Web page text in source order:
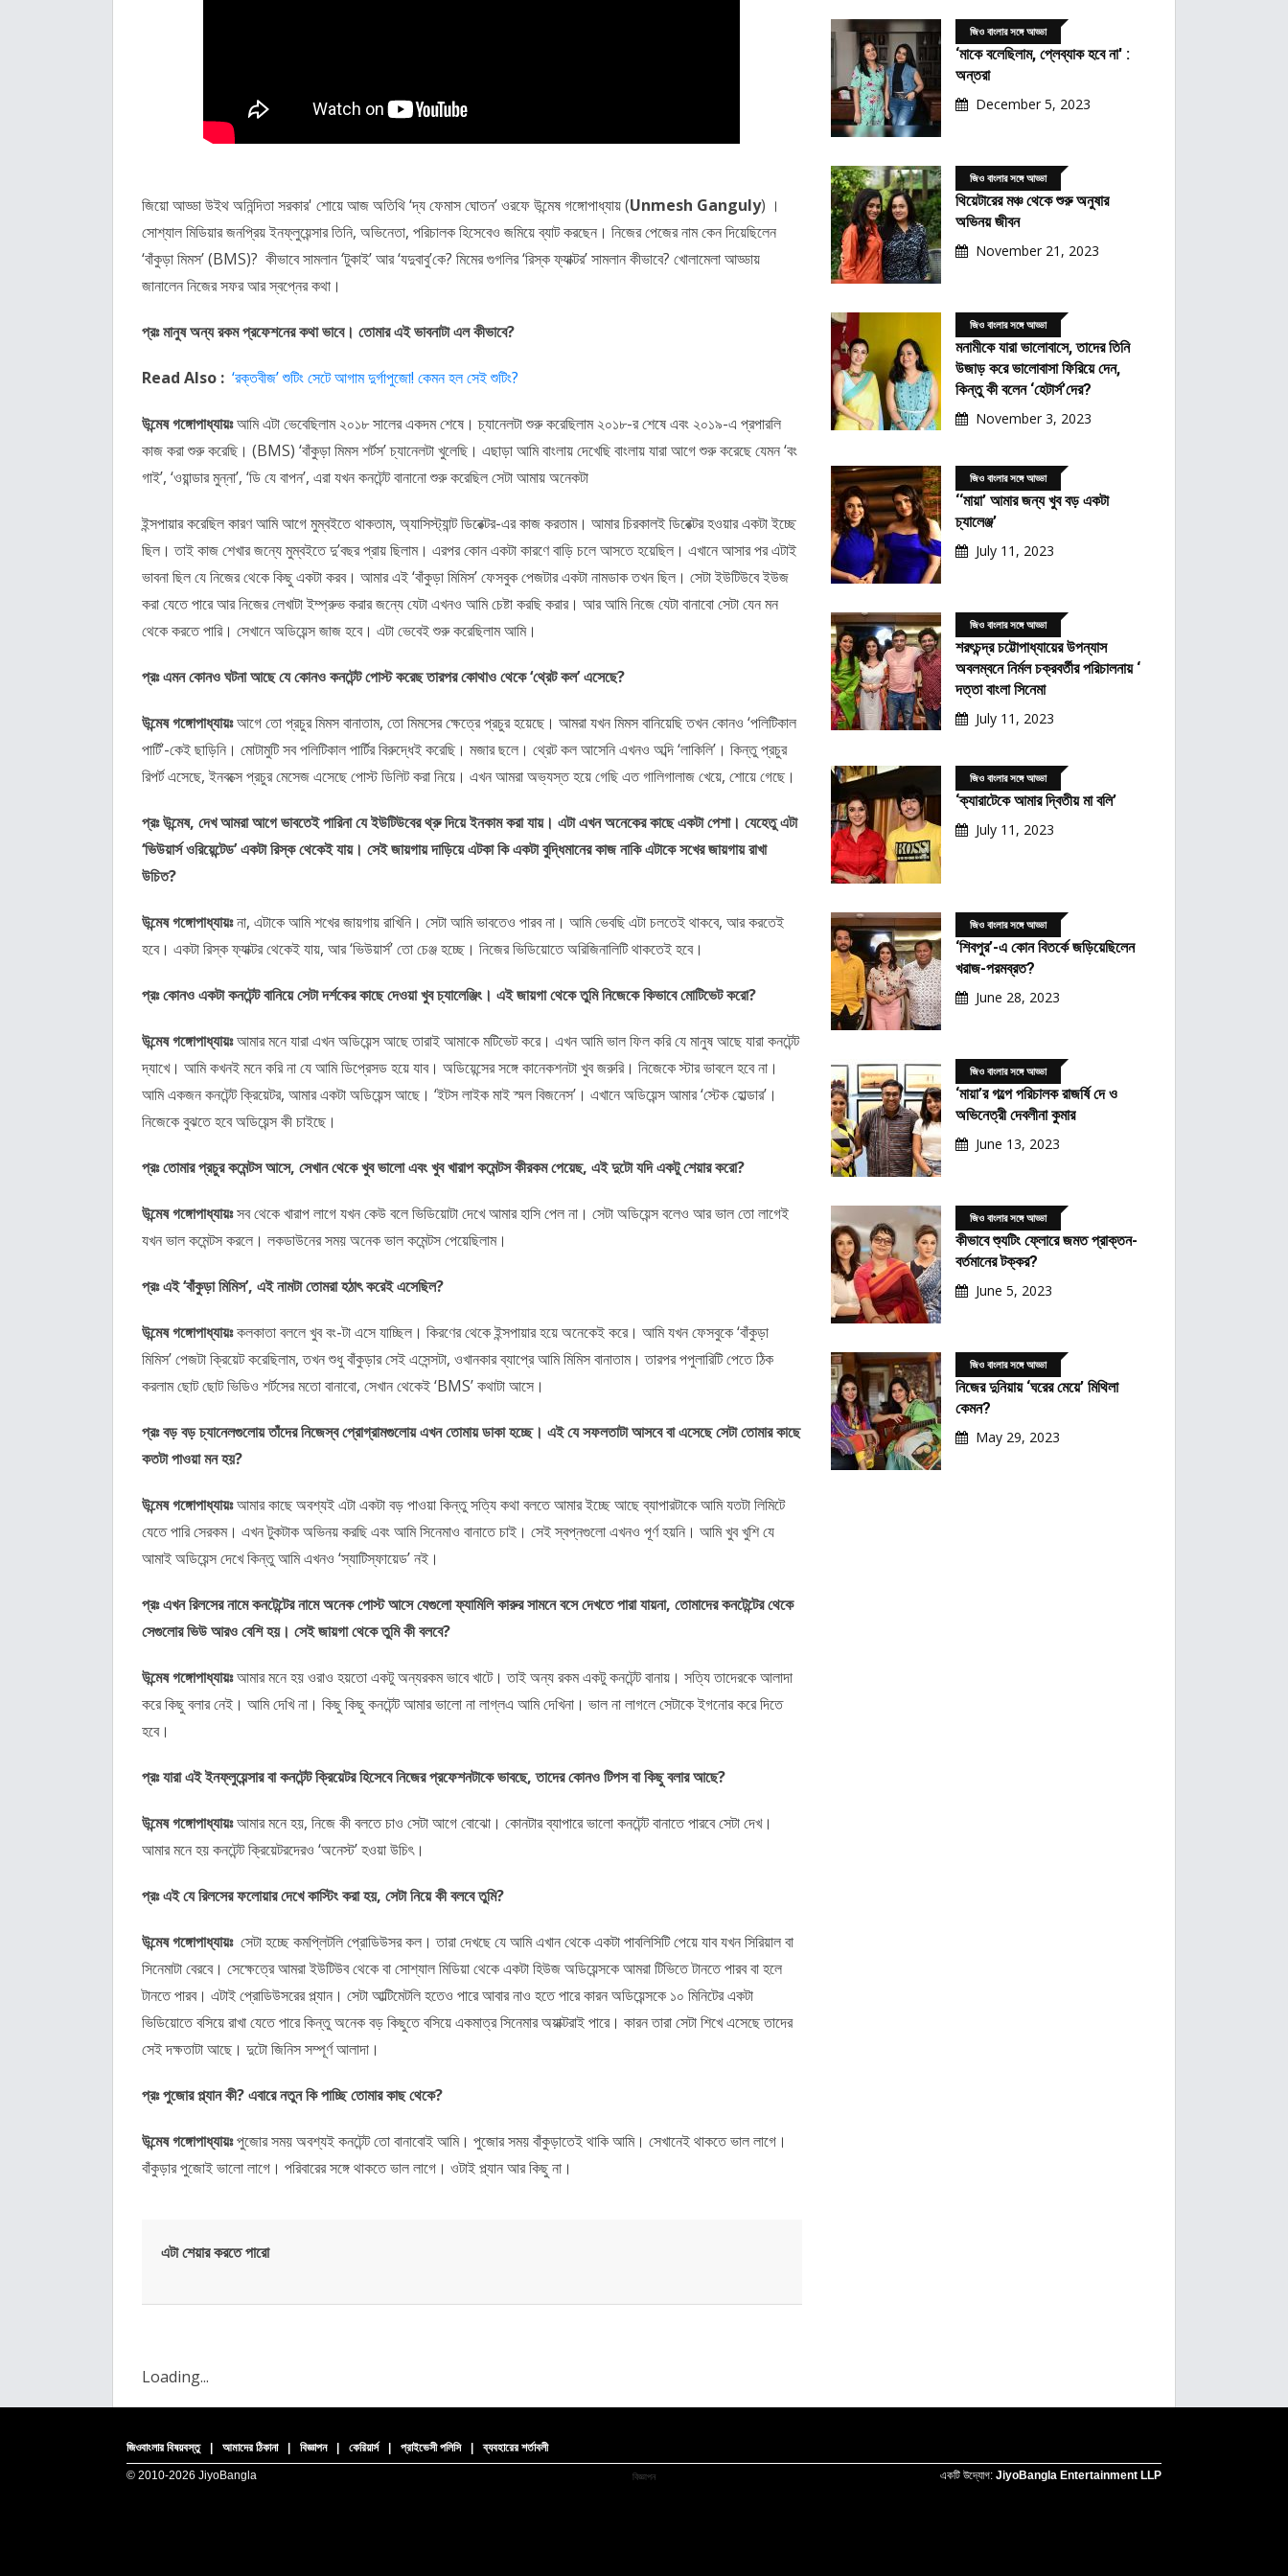
জিয়ো আড্ডা উইথ অনিন্দিতা সরকার' শোয়ে আজ অতিথি ‘দ্য ফেমাস ঘোতন’ ওরফে উন্মেষ গঙ্গোপাধ্যায় (Unmesh Ganguly) ।
সোশ্যাল মিডিয়ার জনপ্রিয় ইনফ্লুয়েন্সার‌ তিনি, অভিনেতা, পরিচালক হিসেবেও জমিয়ে ব্যাট করছেন। নিজের পেজের নাম কেন দিয়েছিলেন
‘বাঁকুড়া মিমস’ (BMS)? কীভাবে সামলান ‘টুকাই’ আর ‘যদুবাবু’কে? মিমের গুগলির ‘রিস্ক ফ্যাক্টর’ সামলান কীভাবে? খোলামেলা আড্ডায়
জানালেন নিজের সফর আর স্বপ্নের কথা।
প্রঃ মানুষ অন্য রকম প্রফেশনের কথা ভাবে। তোমার এই ভাবনাটা এল কীভাবে?
Read Also : ‘রক্তবীজ’ শুটিং সেটে আগাম দুর্গাপুজো! কেমন হল সেই শুটিং?
উন্মেষ গঙ্গোপাধ্যায়ঃআমি এটা ভেবেছিলাম ২০১৮ সালের একদম শেষে। চ্যানেলটা শুরু করেছিলাম ২০১৮-র শেষে এবং ২০১৯-এ প্রপারলি
কাজ করা শুরু করেছি। (BMS) ‘বাঁকুড়া মিমস শর্টস’ চ্যানেলটা খুলেছি। এছাড়া আমি বাংলায় দেখেছি বাংলায় যারা আগে শুরু করেছে যেমন ‘বং
গাই’, ‘ওয়ান্ডার মুন্না’, ‘ডি যে বাপন’, এরা যখন কনটেন্ট বানানো শুরু করেছিল সেটা আমায় অনেকটা
ইন্সপায়ার করেছিল কারণ আমি আগে মুম্বইতে থাকতাম, অ্যাসিস্ট্যান্ট ডিরেক্টর-এর কাজ করতাম। আমার চিরকালই ডিরেক্টর হওয়ার একটা ইচ্ছে
ছিল। তাই কাজ শেখার জন্যে মুম্বইতে দু’বছর প্রায় ছিলাম। এরপর কোন একটা কারণে বাড়ি চলে আসতে হয়েছিল। এখানে আসার পর এটাই
ভাবনা ছিল যে নিজের থেকে কিছু একটা করব। আমার এই ‘বাঁকুড়া মিমিস’ ফেসবুক পেজটার একটা নামডাক তখন ছিল। সেটা ইউটিউবে ইউজ
করা যেতে পারে আর নিজের লেখাটা ইম্প্রুভ করার জন্যে যেটা এখনও আমি চেষ্টা করছি করার। আর আমি নিজে যেটা বানাবো সেটা যেন মন
থেকে করতে পারি। সেখানে অডিয়েন্স জাজ হবে। এটা ভেবেই শুরু করেছিলাম আমি।
প্রঃ এমন কোনও ঘটনা আছে যে কোনও কনটেন্ট পোস্ট করেছ তারপর কোথাও থেকে ‘থ্রেট কল’ এসেছে?
উন্মেষ গঙ্গোপাধ্যায়ঃআগে তো প্রচুর মিমস বানাতাম, তো মিমসের ক্ষেত্রে প্রচুর হয়েছে। আমরা যখন মিমস বানিয়েছি তখন কোনও ‘পলিটিকাল
পার্টি’-কেই ছাড়িনি। মোটামুটি সব পলিটিকাল পার্টির বিরুদ্ধেই করেছি। মজার ছলে। থ্রেট কল আসেনি এখনও অব্দি ‘লাকিলি’। কিন্তু প্রচুর
রিপর্ট এসেছে, ইনবক্সে প্রচুর মেসেজ এসেছে পোস্ট ডিলিট করা নিয়ে। এখন আমরা অভ্যস্ত হয়ে গেছি এত গালিগালাজ খেয়ে, শোয়ে গেছে।
প্রঃ উন্মেষ, দেখ আমরা আগে ভাবতেই পারিনা যে ইউটিউবের থ্রু দিয়ে ইনকাম করা যায়। এটা এখন অনেকের কাছে একটা পেশা। যেহেতু এটা
‘ভিউয়ার্স ওরিয়েন্টেড’ একটা রিস্ক থেকেই যায়। সেই জায়গায় দাড়িয়ে এটকা কি একটা বুদ্ধিমানের কাজ নাকি এটাকে সখের জায়গায় রাখা
উচিত?
উন্মেষ গঙ্গোপাধ্যায়ঃনা, এটাকে আমি শখের জায়গায় রাখিনি। সেটা আমি ভাবতেও পারব না। আমি ভেবছি এটা চলতেই থাকবে, আর করতেই
হবে। একটা রিস্ক ফ্যাক্টর থেকেই যায়, আর ‘ভিউয়ার্স’ তো চেঞ্জ হচ্ছে। নিজের ভিডিয়োতে অরিজিনালিটি থাকতেই হবে।
প্রঃ কোনও একটা কনটেন্ট বানিয়ে সেটা দর্শকের কাছে দেওয়া খুব চ্যালেঞ্জিং। এই জায়গা থেকে তুমি নিজেকে কিভাবে মোটিভেট করো?
উন্মেষ গঙ্গোপাধ্যায়ঃআমার মনে যারা এখন অডিয়েন্স আছে তারাই আমাকে মটিভেট করে। এখন আমি ভাল ফিল করি যে মানুষ আছে যারা কনটেন্ট
দ্যাখে। আমি কখনই মনে করি না যে আমি ডিপ্রেসড হয়ে যাব। অডিয়েন্সের সঙ্গে কানেকশনটা খুব জরুরি। নিজেকে স্টার ভাবলে হবে না।
আমি একজন কনটেন্ট ক্রিয়েটর, আমার একটা অডিয়েন্স আছে। ‘ইটস লাইক মাই স্মল বিজনেস’। এখানে অডিয়েন্স আমার ‘স্টেক হোল্ডার’।
নিজেকে বুঝতে হবে অডিয়েন্স কী চাইছে।
প্রঃ তোমার প্রচুর কমেন্টস আসে, সেখান থেকে খুব ভালো এবং খুব খারাপ কমেন্টস কীরকম পেয়েছ, এই দুটো যদি একটু শেয়ার করো?
উন্মেষ গঙ্গোপাধ্যায়ঃসব থেকে খারাপ লাগে যখন কেউ বলে ভিডিয়োটা দেখে আমার হাসি পেল না। সেটা অডিয়েন্স বলেও আর ভাল তো লাগেই
যখন ভাল কমেন্টস করলে। লকডাউনের সময় অনেক ভাল কমেন্টস পেয়েছিলাম।
প্রঃ এই ‘বাঁকুড়া মিমিস’, এই নামটা তোমরা হঠাৎ করেই এসেছিল?
উন্মেষ গঙ্গোপাধ্যায়ঃকলকাতা বললে খুব বং-টা এসে যাচ্ছিল। কিরণের থেকে ইন্সপায়ার হয়ে অনেকেই করে। আমি যখন ফেসবুকে ‘বাঁকুড়া
মিমিস’ পেজটা ক্রিয়েট করেছিলাম, তখন শুধু বাঁকুড়ার সেই এসেন্সটা, ওখানকার ব্যাপ্রে আমি মিমিস বানাতাম। তারপর পপুলারিটি পেতে ঠিক
করলাম ছোট ছোট ভিডিও শর্টসের মতো বানাবো, সেখান থেকেই ‘BMS’ কথাটা আসে।
প্রঃ বড় বড় চ্যানেলগুলোয় তাঁদের নিজেস্ব প্রোগ্রামগুলোয় এখন তোমায় ডাকা হচ্ছে। এই যে সফলতাটা আসবে বা এসেছে সেটা তোমার কাছে
কতটা পাওয়া মন হয়?
উন্মেষ গঙ্গোপাধ্যায়ঃআমার কাছে অবশ্যই এটা একটা বড় পাওয়া কিন্তু সত্যি কথা বলতে আমার ইচ্ছে আছে ব্যাপারটাকে আমি যতটা লিমিটে
যেতে পারি সেরকম। এখন টুকটাক অভিনয় করছি এবং আমি সিনেমাও বানাতে চাই। সেই স্বপ্নগুলো এখনও পূর্ণ হয়নি। আমি খুব খুশি যে
আমাই অডিয়েন্স দেখে কিন্তু আমি এখনও ‘স্যাটিস্ফায়েড’ নই।
প্রঃ এখন রিলসের নামে কনটেন্টের নামে অনেক পোস্ট আসে যেগুলো ফ্যামিলি কারুর সামনে বসে দেখতে পারা যায়না, তোমাদের কনটেন্টের থেকে
সেগুলোর ভিউ আরও বেশি হয়। সেই জায়গা থেকে তুমি কী বলবে?
উন্মেষ গঙ্গোপাধ্যায়ঃআমার মনে হয় ওরাও হয়তো একটু অন্যরকম ভাবে খাটে। তাই অন্য রকম একটু কনটেন্ট বানায়। সত্যি তাদেরকে আলাদা
করে কিছু বলার নেই। আমি দেখি না। কিছু কিছু কনটেন্ট আমার ভালো না লাগ্লএ আমি দেখিনা। ভাল না লাগলে সেটাকে ইগনোর করে দিতে
হবে।
প্রঃ যারা এই ইনফ্লুয়েন্সার বা কনটেন্ট ক্রিয়েটর হিসেবে নিজের প্রফেশনটাকে ভাবছে, তাদের কোনও টিপস বা কিছু বলার আছে?
উন্মেষ গঙ্গোপাধ্যায়ঃআমার মনে হয়, নিজে কী বলতে চাও সেটা আগে বোঝো। কোনটার ব্যাপারে ভালো কনটেন্ট বানাতে পারবে সেটা দেখ।
আমার মনে হয় কনটেন্ট ক্রিয়েটরদেরও ‘অনেস্ট’ হওয়া উচিৎ।
প্রঃ এই যে রিলসের ফলোয়ার দেখে কাস্টিং করা হয়, সেটা নিয়ে কী বলবে তুমি?
উন্মেষ গঙ্গোপাধ্যায়ঃসেটা হচ্ছে কমপ্লিটলি প্রোডিউসর কল। তারা দেখছে যে আমি এখান থেকে একটা পাবলিসিটি পেয়ে যাব যখন সিরিয়াল বা
সিনেমাটা বেরবে। সেক্ষেত্রে আমরা ইউটিউব থেকে বা সোশ্যাল মিডিয়া থেকে একটা হিউজ অডিয়েন্সকে আমরা টিভিতে টানতে পারব বা হলে
টানতে পারব। এটাই প্রোডিউসরের প্ল্যান। সেটা আল্টিমেটলি হতেও পারে আবার নাও হতে পারে কারন অডিয়েন্সকে ১০ মিনিটের একটা
ভিডিয়োতে বসিয়ে রাখা যেতে পারে কিন্তু অনেক বড় কিছুতে বসিয়ে একমাত্র সিনেমার অয়াক্টরাই পারে। কারন তারা সেটা শিখে এসেছে তাদের
সেই দক্ষতাটা আছে। দুটো জিনিস সম্পূর্ণ আলাদা।
প্রঃ পুজোর প্ল্যান কী? এবারে নতুন কি পাচ্ছি তোমার কাছ থেকে?
উন্মেষ গঙ্গোপাধ্যায়ঃপুজোর সময় অবশ্যই কনটেন্ট তো বানাবোই আমি। পুজোর সময় বাঁকুড়াতেই থাকি আমি। সেখানেই থাকতে ভাল লাগে।
বাঁকুড়ার পুজোই ভালো লাগে। পরিবারের সঙ্গে থাকতে ভাল লাগে। ওটাই প্ল্যান আর কিছু না।
এটা শেয়ার করতে পারো
Loading...
জিও বাংলার সঙ্গে আড্ডা
‘মাকে বলেছিলাম, প্লেব্যাক হবে না' :
অন্তরা
December 5, 2023
জিও বাংলার সঙ্গে আড্ডা
থিয়েটারের মঞ্চ থেকে শুরু অনুষার
অভিনয় জীবন
November 21, 2023
জিও বাংলার সঙ্গে আড্ডা
মনামীকে যারা ভালোবাসে, তাদের তিনি
উজাড় করে ভালোবাসা ফিরিয়ে দেন,
কিন্তু কী বলেন ‘হেটার্স’দের?
November 3, 2023
জিও বাংলার সঙ্গে আড্ডা
‘‘মায়া’ আমার জন্য খুব বড় একটা
চ্যালেঞ্জ’
July 11, 2023
জিও বাংলার সঙ্গে আড্ডা
শরৎচন্দ্র চট্টোপাধ্যায়ের উপন্যাস
অবলম্বনে নির্মল চক্রবর্তীর পরিচালনায় ‘
দত্তা বাংলা সিনেমা
July 11, 2023
জিও বাংলার সঙ্গে আড্ডা
‘ক্যারাটেকে আমার দ্বিতীয় মা বলি’
July 11, 2023
জিও বাংলার সঙ্গে আড্ডা
‘শিবপুর’-এ কোন বিতর্কে জড়িয়েছিলেন
খরাজ-পরমব্রত?
June 28, 2023
জিও বাংলার সঙ্গে আড্ডা
‘মায়া’র গল্পে পরিচালক রাজর্ষি দে ও
অভিনেত্রী দেবলীনা কুমার
June 13, 2023
জিও বাংলার সঙ্গে আড্ডা
কীভাবে শ্যুটিং ফ্লোরে জমত প্রাক্তন-
বর্তমানের টক্কর?
June 5, 2023
জিও বাংলার সঙ্গে আড্ডা
নিজের দুনিয়ায় ‘ঘরের মেয়ে’ মিথিলা
কেমন?
May 29, 2023
জিওবাংলার বিষয়বস্তু আমাদের ঠিকানা বিজ্ঞাপন কেরিয়ার্স প্রাইভেসী পলিসি ব্যবহারের শর্তাবলী
© 2010-2026 JiyoBangla একটি উদ্যোগ: JiyoBangla Entertainment LLP
বিজ্ঞাপন